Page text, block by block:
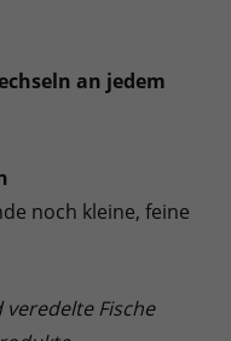
an jedem
noch kleine, feine
veredelte Fische